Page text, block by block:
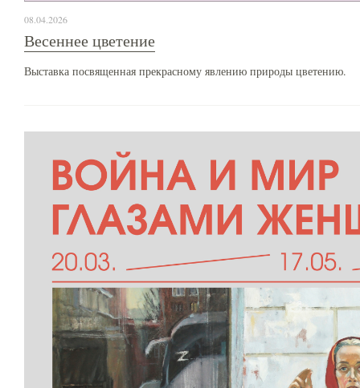
08.04.2026
Весеннее цветение
Выставка посвященная прекрасному явлению природы цветению.